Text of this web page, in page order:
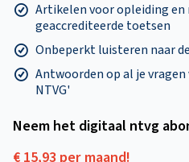
Artikelen voor opleiding
geaccrediteerde toetsen
Onbeperkt luisteren naar
Antwoorden op al je
NTVG'
Neem het digitaal ntvg
€ 15,93 per maand!